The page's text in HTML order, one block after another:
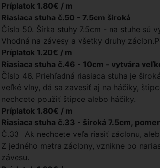
Príplatok 1.80€ / m
Riasiaca stuha č.50 - 7.5cm široká
Číslo 50. Šírka stuhy 7.5cm - na stuhe sú
Vhodná na závesy a všetky druhy
Príplatok 1.20€ / m
Riasiaca stuha č.46 - 10cm - vytvára
Číslo 46. Priehľadná riasiaca stuha je
veľké vlny, dá sa zavesiť aj na háčiky,
nechcete použiť štipce alebo háčiky.
Príplatok 1.80€ / m
Riasiaca stuha č.33 - široká 7.5cm,
Č.33- Ak nechcete veľa riasiť záclonu,
Z jedného metra záclony, vznikne po
závesu.